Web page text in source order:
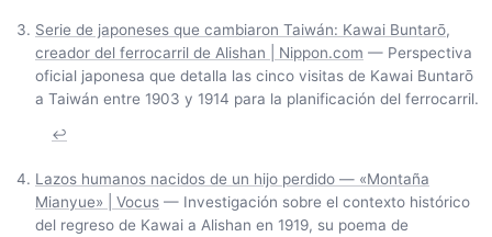
Serie de japoneses que cambiaron Taiwán: Kawai Buntarō,
creador del ferrocarril de Alishan | Nippon.com — Perspectiva
oficial japonesa que detalla las cinco visitas de Kawai Buntarō
a Taiwán entre 1903 y 1914 para la planificación del ferrocarril.
↩
Lazos humanos nacidos de un hijo perdido — «Montaña
Mianyue» | Vocus — Investigación sobre el contexto histórico
del regreso de Kawai a Alishan en 1919, su poema de